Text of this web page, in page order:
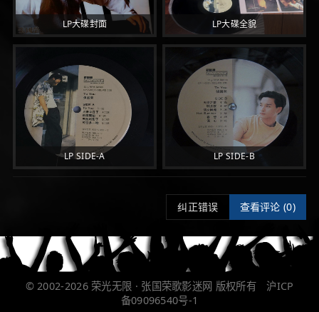
LP大碟封面 LP大碟全貌
LP SIDE-A LP SIDE-B
纠正错误 查看评论 (0)
© 2002-2026 荣光无限 · 张国荣歌影迷网 版权所有
沪ICP
备09096540号-1